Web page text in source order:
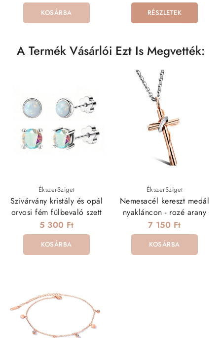
KOSÁRBA RÉSZLETEK
A Termék Vásárlói Ezt Is Megvették:
ÉkszerSziget
Szivárvány kristály és opál
orvosi fém fülbevaló szett
5 300 Ft
KOSÁRBA
ÉkszerSziget
Nemesacél kereszt medál
nyakláncon - rozé arany
7 150 Ft
KOSÁRBA